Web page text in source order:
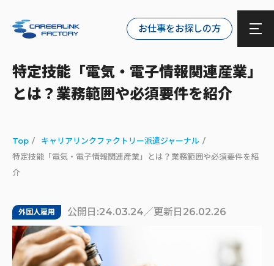
お仕事をお探しの方
特定技能「電気・電子情報関連産業」
とは？業務範囲や必須要件を紹介
Top
キャリアリンクファクトリー派遣ジャーナル
特定技能「電気・電子情報関連産業」とは？業務範囲や必須要件を紹
介
外国人雇用 公開日:24.03.24／更新日26.02.26